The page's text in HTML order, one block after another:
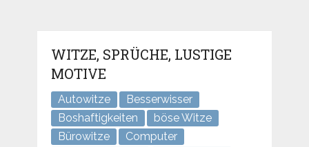
WITZE, SPRÜCHE, LUSTIGE
MOTIVE
Autowitze
Besserwisser
Boshaftigkeiten
böse Witze
Bürowitze
Computer